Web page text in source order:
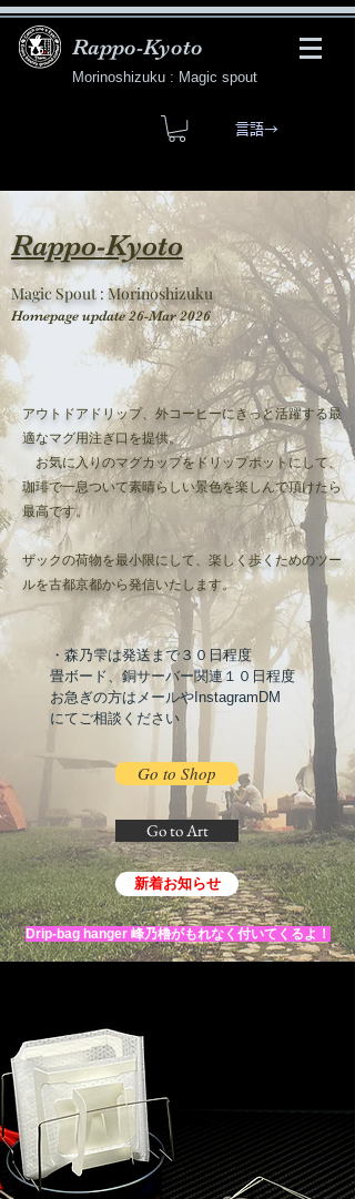
Rappo-Kyoto
Morinoshizuku : Magic spout
言語→
Rappo-Kyoto
Magic Spout : Morinoshizuku
​Homepage update 26-Mar 2026
アウトドアドリップ、外コーヒーにきっと活躍する最
適なマグ用注ぎ口を提供。
お気に入りのマグカップをドリップポットにして、
珈琲で一息ついて素晴らしい景色を楽しんで頂けたら
最高です。
ザックの荷物を最小限にして、楽しく歩くためのツー
ルを古都京都から発信いたします。
・森乃雫は発送まで３０日程度
畳ボード、銅サーバー関連１０日程度
お急ぎの方はメールやInstagramDM
にてご相談ください
Go to Shop
Go to Art
新着お知らせ
​Drip-bag hanger 峰乃櫓がもれなく付いてくるよ！